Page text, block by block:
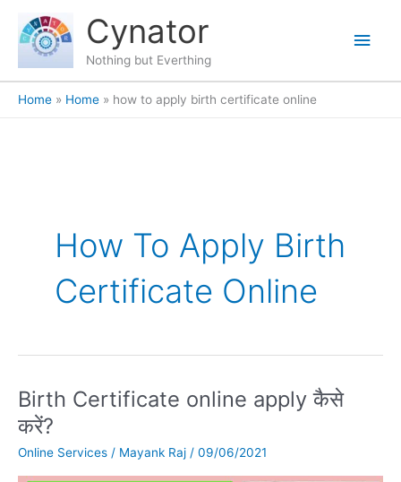
content
content
Cynator
Nothing but Everthing
Home Home how to apply birth certificate online
How To Apply Birth
Certificate Online
Birth Certificate online apply कैसे
करें?
Online Services / Mayank Raj / 09/06/2021
Birth
Certificate
online
apply
कैसे